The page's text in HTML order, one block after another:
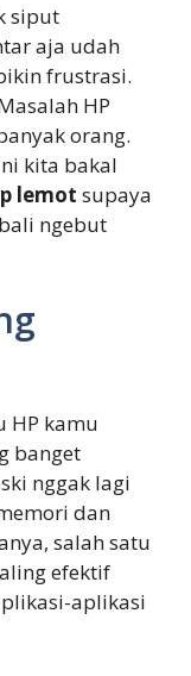
siput
aja udah
frustrasi.
HP
orang.
kita bakal
lemot supaya
ngebut
HP kamu
banget
nggak lagi
dan
salah satu
efektif
aplikasi